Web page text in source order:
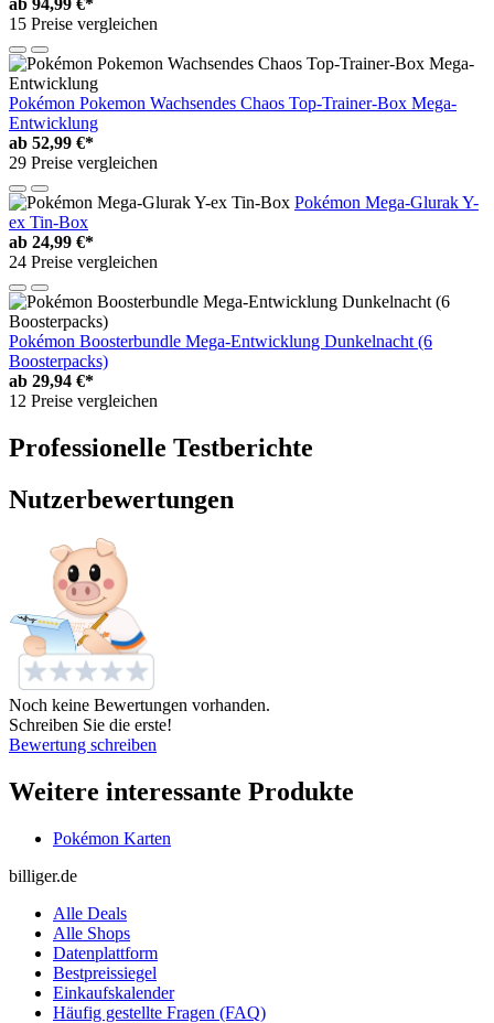
ab 94,99 €*
15 Preise vergleichen
Pokémon Pokemon Wachsendes Chaos Top-Trainer-Box Mega-
Entwicklung
ab 52,99 €*
29 Preise vergleichen
Pokémon Mega-Glurak Y-
ex Tin-Box
ab 24,99 €*
24 Preise vergleichen
Pokémon Boosterbundle Mega-Entwicklung Dunkelnacht (6
Boosterpacks)
ab 29,94 €*
12 Preise vergleichen
Professionelle Testberichte
Nutzerbewertungen
Noch keine Bewertungen vorhanden.
Schreiben Sie die erste!
Bewertung schreiben
Weitere interessante Produkte
Pokémon Karten
billiger.de
Alle Deals
Alle Shops
Datenplattform
Bestpreissiegel
Einkaufskalender
Häufig gestellte Fragen (FAQ)